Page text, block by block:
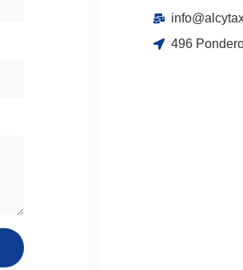
496